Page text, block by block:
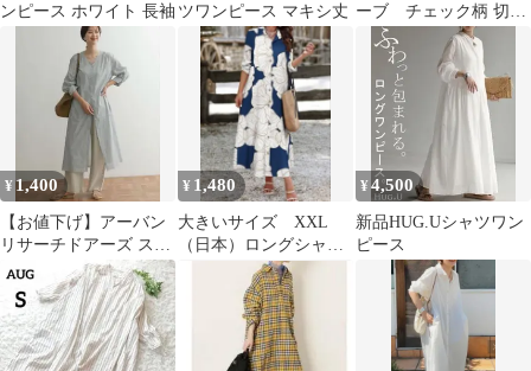
ンピース ホワイト 長袖 ツワンピース マキシ丈 ーブ チェック柄 切り
替えワンピース
¥1,400
【お値下げ】アーバン
リサーチドアーズ スト
ライプ ワンピース ロン
グ グリーン
¥ 1,480
大きいサイズ XXL
（日本）ロングシャツ
ワンピース
¥4,500
新品HUG.Uシャツワン
ピース